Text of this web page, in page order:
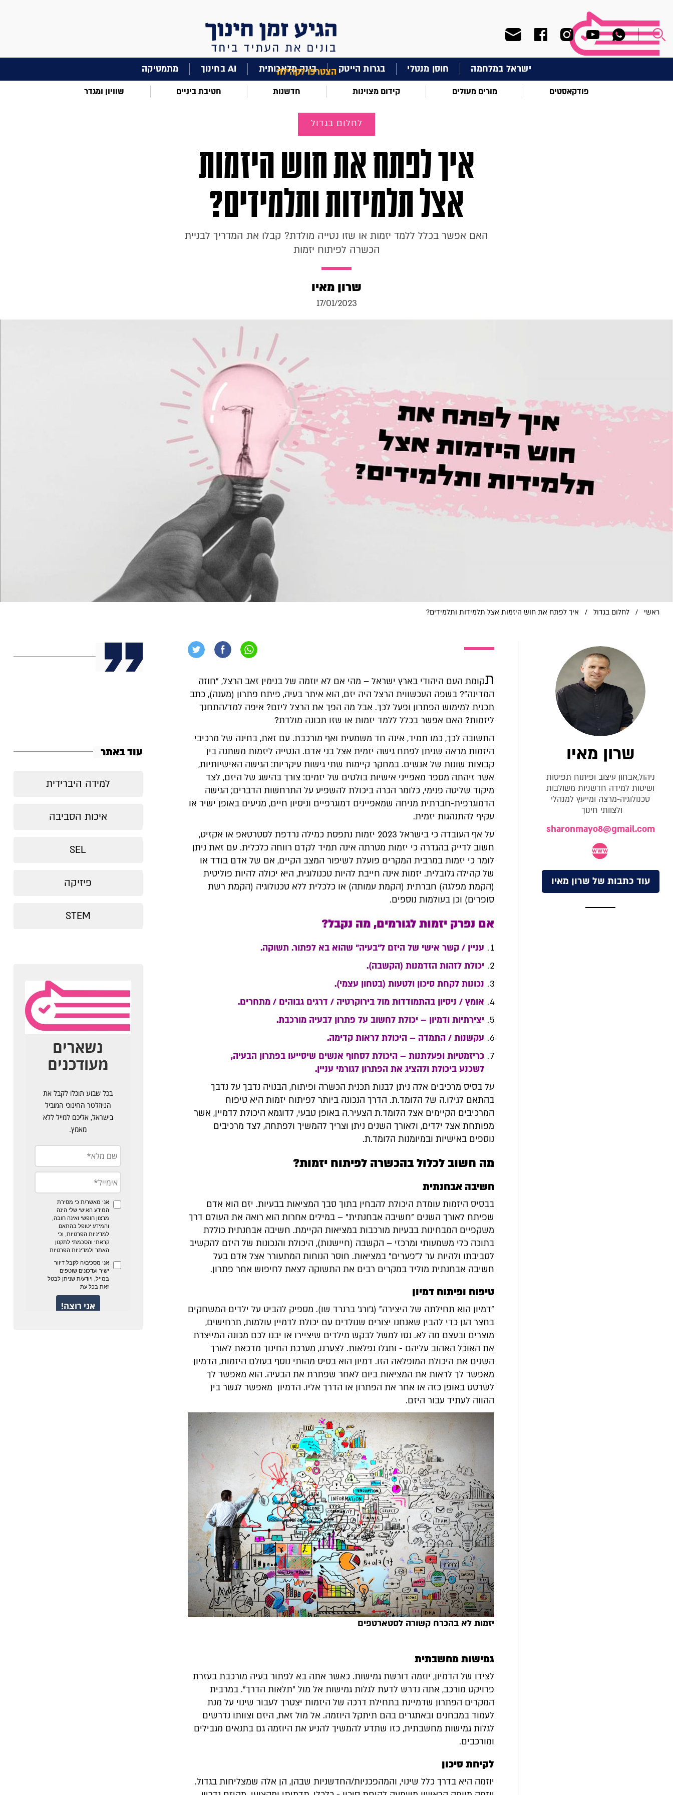
הצטרפו לקהילה ישראל במלחמה חוסן מנטלי בגרות הייטק בינה מלאכותית AI בחינוך מתמטיקה
פודקאסטים מורים מעולים קידום מצוינות חדשנות חטיבת ביניים שוויון ומגדר
לחלום בגדול
איך לפתח את חוש היזמות
אצל תלמידות ותלמידים?
האם אפשר בכלל ללמד יזמות או שזו נטייה מולדת? קבלו את המדריך לבניית
הכשרה לפיתוח יזמות
שרון מאיו
17/01/2023
ראשי / לחלום בגדול / איך לפתח את חוש היזמות אצל תלמידות ותלמידים?
תקומת העם היהודי בארץ ישראל – מהי אם לא יוזמה של בנימין זאב הרצל, "חוזה
המדינה"? בשפה העכשווית הרצל היה יזם, הוא איתר בעיה, פיתח פתרון (מענה), כתב
תכנית למימוש הפתרון ופעל לכך. אבל מה הפך את הרצל ליזם? איפה למד/התחנך
ליזמות? האם אפשר בכלל ללמד יזמות או שזו תכונה מולדת?
התשובה לכך, כמו תמיד, אינה חד משמעית ואף מורכבת. עם זאת, בחינה של מרכיבי
היזמות מראה שניתן לפתח גישה יזמית אצל בני אדם. הנטייה ליזמות משתנה בין
קבוצות שונות של אנשים. במחקר קיימות שתי גישות עיקריות: הגישה האישיותיות,
אשר זיהתה מספר מאפייני אישיות בולטים של יזמים: צורך בהישג של היזם, לצד
מיקוד שליטה פנימי, כלומר הכרה ביכולת להשפיע על התרחשות הדברים; הגישה
הדמוגרפית-חברתית מניחה שמאפיינים דמוגרפיים וניסיון חיים, מניעים באופן ישיר או
עקיף להתנהגות יזמית.
על אף העובדה כי בישראל 2023 יזמות נתפסת כמילה נרדפת לסטרטאפ או אקזיט,
חשוב לדייק בהגדרה כי יזמות מטרתה אינה תמיד לקדם רווחה כלכלית. עם זאת ניתן
לומר כי יזמות במרבית המקרים פועלת לשיפור המצב הקיים, אם של אדם בודד או
של קהילה גלובלית. יזמות אינה חייבת להיות טכנולוגית, היא יכולה להיות פוליטית
(הקמת מפלגה) חברתית (הקמת עמותה) או כלכלית ללא טכנולוגיה (הקמת רשת
סופרים) וכן בעולמות נוספים.
אם נפרק יזמות לגורמים, מה נקבל?
עניין / קשר אישי של היזם ל"בעיה" שהוא בא לפתור. תשוקה.
יכולת לזהות הזדמנות (הקשבה).
נכונות לקחת סיכון ולטעות (בטחון עצמי).
אומץ / ניסיון בהתמודדות מול בירוקרטיה / דרגים גבוהים / מתחרים.
יצירתיות ודמיון – יכולת לחשוב על פתרון לבעיה מורכבת.
עקשנות / התמדה – היכולת לראות קדימה.
כריזמטיות ופעלתנות – היכולת לסחוף אנשים שיסייעו בפתרון הבעיה,
לשכנע ביכולת ולהציג את הפתרון לגורמי עניין.
על בסיס מרכיבים אלה ניתן לבנות תכנית הכשרה ופיתוח, הבנויה נדבך על נדבך
בהתאם לגילו.ה של הלומד.ת. הדרך הנכונה ביותר לפיתוח יזמות היא טיפוח
המרכיבים הקיימים אצל הלומד.ת הצעיר.ה באופן טבעי, לדוגמא היכולת לדמיין, אשר
מפותחת אצל ילדים, ולאורך השנים ניתן וצריך להמשיך ולפתחה, לצד מרכיבים
נוספים באישיות ובמיומנות הלומד.ת.
מה חשוב לכלול בהכשרה לפיתוח יזמות?
חשיבה אבחנתית
בבסיס היזמות עומדת היכולת להבחין בתוך סבך המציאות בבעיות. יזם הוא אדם
שפיתח לאורך השנים "חשיבה אבחנתית" – במילים אחרות הוא רואה את העולם דרך
משקפיים המבחינות בבעיות מורכבות במציאות הקיימת. חשיבה אבחנתית כוללת
בתוכה כלי משמעותי ומרכזי – הקשבה (חיישנות), היכולת והנכונות של היזם להקשיב
לסביבתו ולהיות ער ל"פערים" במציאות. חוסר הנוחות המתעורר אצל אדם בעל
חשיבה אבחנתית מוליד במקרים רבים את התשוקה לצאת לחיפוש אחר פתרון.
טיפוח ופיתוח דמיון
"דמיון הוא תחילתה של היצירה" (ג'ורג' ברנרד שו). מספיק להביט על ילדים המשחקים
בחצר הגן כדי להבין שאנחנו יצורים שנולדים עם יכולת לדמיין עולמות, תרחישים,
מוצרים ובעצם מה לא. נסו למשל לבקש מילדים שיציירו או יבנו לכם מכונה המייצרת
את האוכל האהוב עליהם - ותגלו נפלאות. לצערנו, מערכת החינוך מדכאת לאורך
השנים את היכולת המופלאה הזו. דמיון הוא בסיס מהותי נוסף בעולם היזמות, הדמיון
מאפשר לך לראות את המציאות ביום לאחר שפתרת את הבעיה. הוא מאפשר לך
לשרטט באופן כזה או אחר את הפתרון או הדרך אליו. הדמיון מאפשר לגשר בין
ההווה לעתיד עבור היזם.
יזמות לא בהכרח קשורה לסטארטפים
גמישות מחשבתית
לצידו של הדמיון, יוזמה דורשת גמישות. כאשר אתה בא לפתור בעיה מורכבת בעזרת
פרויקט מורכב, אתה נדרש לדעת לגלות גמישות אל מול "תלאות הדרך". במרבית
המקרים הפתרון שדמיינת בתחילת דרכה של היזמות יצטרך לעבור שינוי על מנת
לעמוד במבחנים ובאתגרים בהם תיתקל היוזמה. אל מול זאת, היזם וצוותו נדרשים
לגלות גמישות מחשבתית, כזו שתדע להמשיך להניע את היוזמה גם בתנאים מגבילים
ומורכבים.
לקיחת סיכון
יוזמה היא בדרך כלל שינוי, והמהפכניות/החדשניות שבהן, הן אלה שמצליחות בגדול.
שרון מאיו
ניהול,אבחון עיצוב ופיתוח תפיסות
ושיטות למידה חדשניות משולבות
טכנולוגיה-מרצה ומייעץ למנהלי
ולצוותי חינוך
sharonmayo8@gmail.com
עוד כתבות של שרון מאיו
עוד באתר
למידה היברידית
איכות הסביבה
SEL
פיזיקה
STEM